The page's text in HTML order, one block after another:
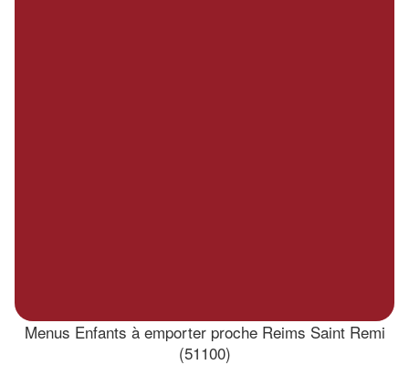
Menus Enfants à emporter proche Reims Saint Remi
(51100)